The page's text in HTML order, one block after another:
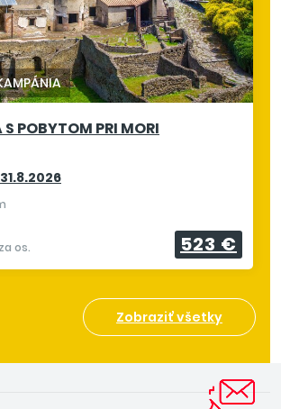
POBYTOM PRI MORI
os.
523 €
Zobraziť všetky